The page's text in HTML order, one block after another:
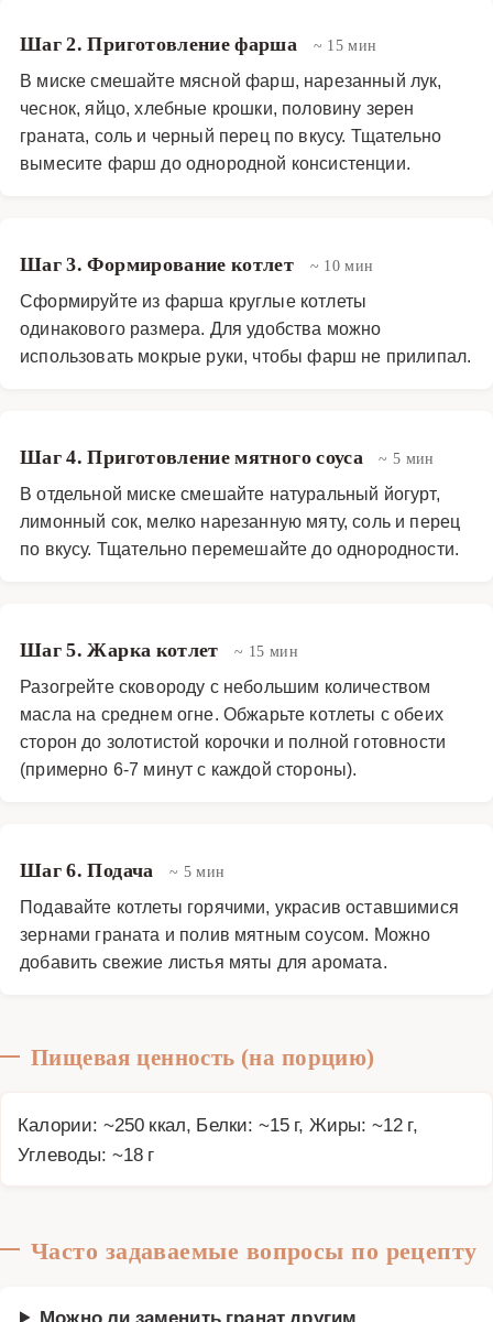
Шаг 2. Приготовление фарша ~ 15 мин
В миске смешайте мясной фарш, нарезанный лук,
чеснок, яйцо, хлебные крошки, половину зерен
граната, соль и черный перец по вкусу. Тщательно
вымесите фарш до однородной консистенции.
Шаг 3. Формирование котлет ~ 10 мин
Сформируйте из фарша круглые котлеты
одинакового размера. Для удобства можно
использовать мокрые руки, чтобы фарш не прилипал.
Шаг 4. Приготовление мятного соуса ~ 5 мин
В отдельной миске смешайте натуральный йогурт,
лимонный сок, мелко нарезанную мяту, соль и перец
по вкусу. Тщательно перемешайте до однородности.
Шаг 5. Жарка котлет ~ 15 мин
Разогрейте сковороду с небольшим количеством
масла на среднем огне. Обжарьте котлеты с обеих
сторон до золотистой корочки и полной готовности
(примерно 6-7 минут с каждой стороны).
Шаг 6. Подача ~ 5 мин
Подавайте котлеты горячими, украсив оставшимися
зернами граната и полив мятным соусом. Можно
добавить свежие листья мяты для аромата.
Пищевая ценность (на порцию)
Калории: ~250 ккал, Белки: ~15 г, Жиры: ~12 г,
Углеводы: ~18 г
Часто задаваемые вопросы по рецепту
Можно ли заменить гранат другим